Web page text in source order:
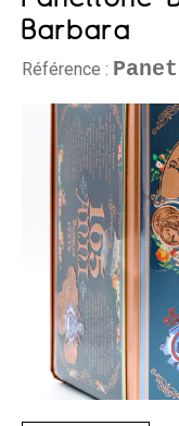
Barbara
Référence :